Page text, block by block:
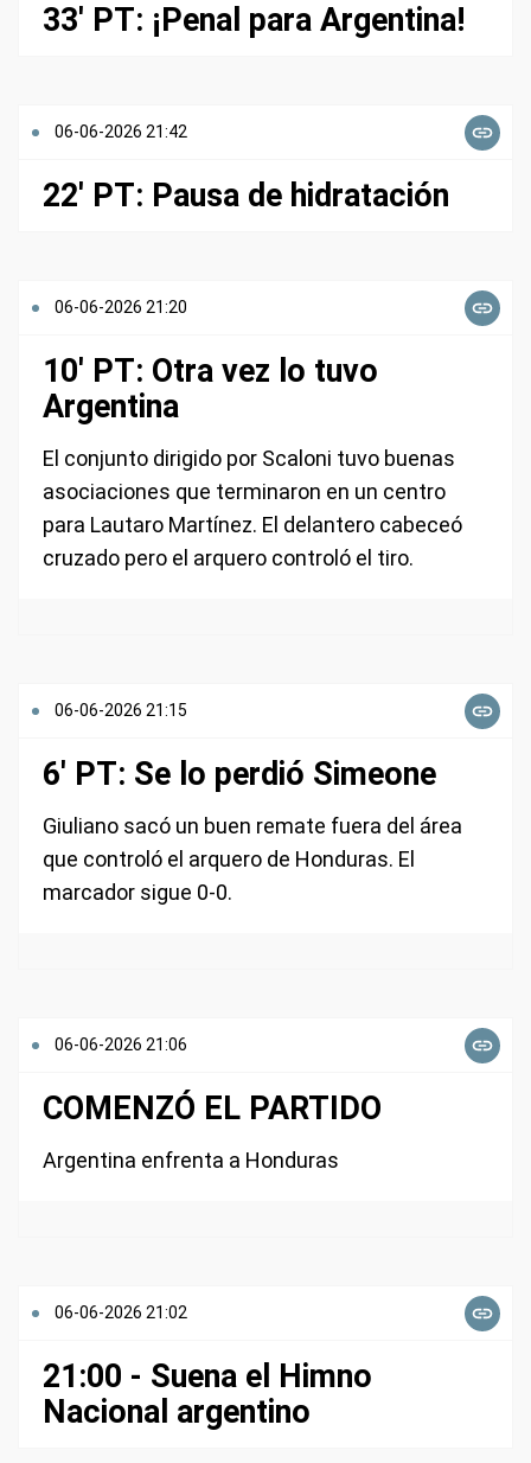
33' PT: ¡Penal para Argentina!
06-06-2026 21:42
22' PT: Pausa de hidratación
06-06-2026 21:20
10' PT: Otra vez lo tuvo
Argentina
El conjunto dirigido por Scaloni tuvo buenas
asociaciones que terminaron en un centro
para Lautaro Martínez. El delantero cabeceó
cruzado pero el arquero controló el tiro.
06-06-2026 21:15
6' PT: Se lo perdió Simeone
Giuliano sacó un buen remate fuera del área
que controló el arquero de Honduras. El
marcador sigue 0-0.
06-06-2026 21:06
COMENZÓ EL PARTIDO
Argentina enfrenta a Honduras
06-06-2026 21:02
21:00 - Suena el Himno
Nacional argentino